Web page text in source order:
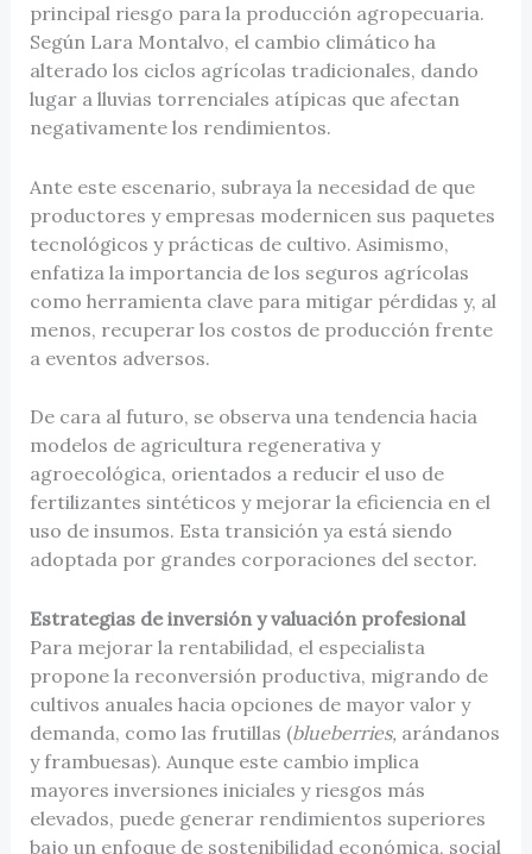
principal riesgo para la producción agropecuaria.
Según Lara Montalvo, el cambio climático ha
alterado los ciclos agrícolas tradicionales, dando
lugar a lluvias torrenciales atípicas que afectan
negativamente los rendimientos.
Ante este escenario, subraya la necesidad de que
productores y empresas modernicen sus paquetes
tecnológicos y prácticas de cultivo. Asimismo,
enfatiza la importancia de los seguros agrícolas
como herramienta clave para mitigar pérdidas y, al
menos, recuperar los costos de producción frente
a eventos adversos.
De cara al futuro, se observa una tendencia hacia
modelos de agricultura regenerativa y
agroecológica, orientados a reducir el uso de
fertilizantes sintéticos y mejorar la eficiencia en el
uso de insumos. Esta transición ya está siendo
adoptada por grandes corporaciones del sector.
Estrategias de inversión y valuación profesional
Para mejorar la rentabilidad, el especialista
propone la reconversión productiva, migrando de
cultivos anuales hacia opciones de mayor valor y
demanda, como las frutillas (blueberries, arándanos
y frambuesas). Aunque este cambio implica
mayores inversiones iniciales y riesgos más
elevados, puede generar rendimientos superiores
bajo un enfoque de sostenibilidad económica, social